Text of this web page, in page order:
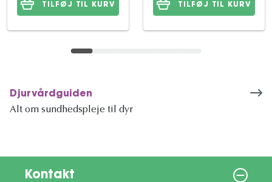
TILFØJ TIL KURV TILFØJ TIL KURV
Djurvårdguiden
Alt om sundhedspleje til dyr
Kontakt